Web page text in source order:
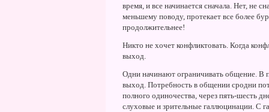
время, и все начинается сначала. Hет, не
меньшему поводу, протекает все более
продолжительнее!
Hикто не хочет конфликтовать. Когда
выход.
Одни начинают ограничивать общение. В
выход. Потребность в общении сродни
полного одиночества, через пять-шесть
слуховые и зрительные галлюцинации. С